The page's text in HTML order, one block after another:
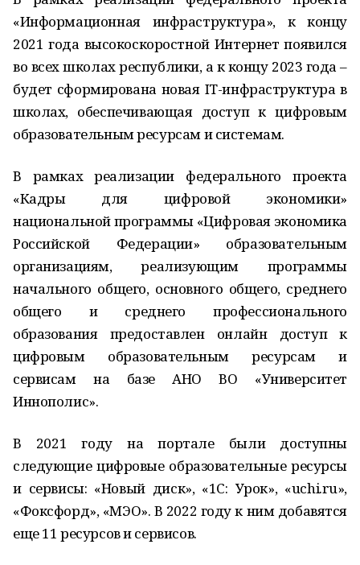
«Информационная инфраструктура», к концу
2021 года высокоскоростной Интернет появился
во всех школах республики, а к концу 2023 года –
будет сформирована новая IT-инфраструктура в
школах, обеспечивающая доступ к цифровым
образовательным ресурсам и системам.
В рамках реализации федерального проекта
«Кадры для цифровой экономики»
национальной программы «Цифровая экономика
Российской Федерации» образовательным
организациям, реализующим программы
начального общего, основного общего, среднего
общего и среднего профессионального
образования предоставлен онлайн доступ к
цифровым образовательным ресурсам и
сервисам на базе АНО ВО «Университет
Иннополис».
В 2021 году на портале были доступны
следующие цифровые образовательные ресурсы
и сервисы: «Новый диск», «1С: Урок», «uchi.ru»,
«Фоксфорд», «МЭО». В 2022 году к ним добавятся
еще 11 ресурсов и сервисов.